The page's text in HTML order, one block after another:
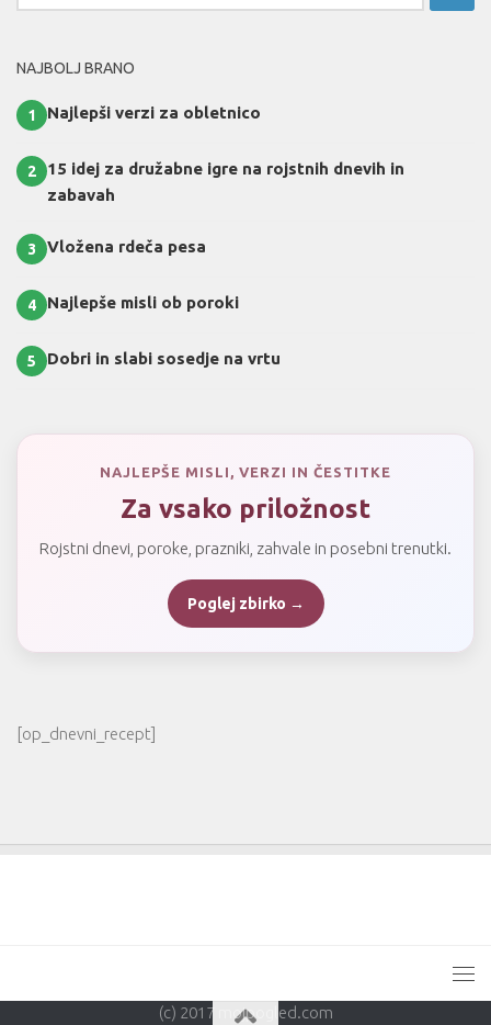
NAJBOLJ BRANO
1 Najlepši verzi za obletnico
2
15 idej za družabne igre na rojstnih dnevih in
zabavah
3 Vložena rdeča pesa
4 Najlepše misli ob poroki
5 Dobri in slabi sosedje na vrtu
NAJLEPŠE MISLI, VERZI IN ČESTITKE
Za vsako priložnost
Rojstni dnevi, poroke, prazniki, zahvale in posebni trenutki.
Poglej zbirko →
[op_dnevni_recept]
(c) 2017 mojpogled.com